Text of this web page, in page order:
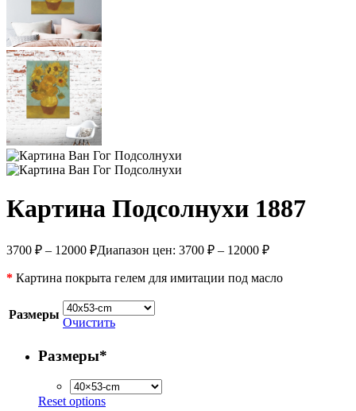
Картина Подсолнухи 1887
3700 ₽ – 12000 ₽Диапазон цен: 3700 ₽ – 12000 ₽
* Картина покрыта гелем для имитации под масло
Размеры
Очистить
Размеры*
Reset options